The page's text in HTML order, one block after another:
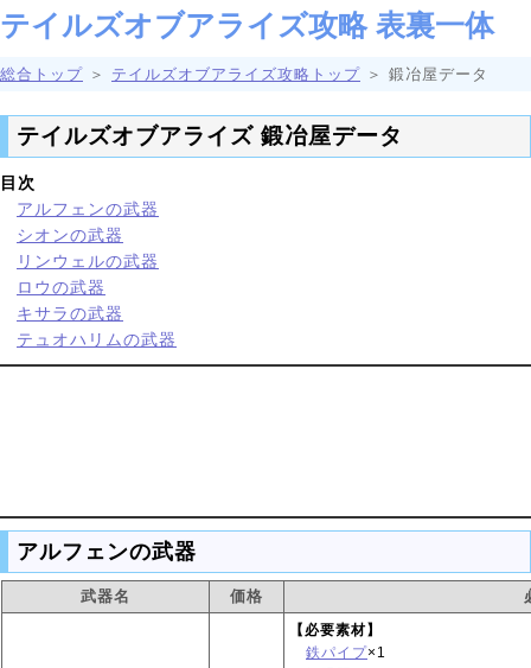
テイルズオブアライズ攻略 表裏一体
総合トップ ＞ テイルズオブアライズ攻略トップ ＞ 鍛冶屋データ
テイルズオブアライズ 鍛冶屋データ
目次
アルフェンの武器
シオンの武器
リンウェルの武器
ロウの武器
キサラの武器
テュオハリムの武器
アルフェンの武器
武器名 価格
【必要素材】
鉄パイプ×1